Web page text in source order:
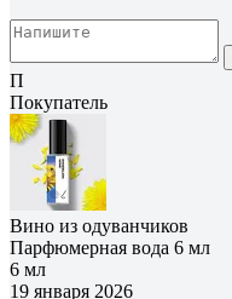
П
Покупатель
Вино из одуванчиков
Парфюмерная вода 6 мл
6 мл
19 января 2026